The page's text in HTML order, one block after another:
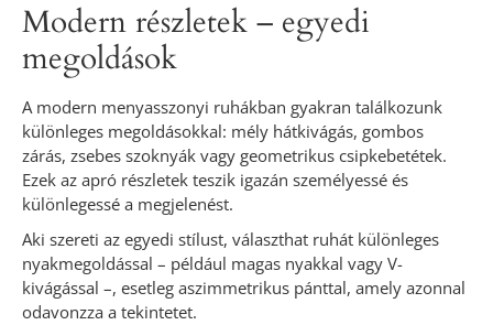
Modern részletek – egyedi
megoldások
A modern menyasszonyi ruhákban gyakran találkozunk
különleges megoldásokkal: mély hátkivágás, gombos
zárás, zsebes szoknyák vagy geometrikus csipkebetétek.
Ezek az apró részletek teszik igazán személyessé és
különlegessé a megjelenést.
Aki szereti az egyedi stílust, választhat ruhát különleges
nyakmegoldással – például magas nyakkal vagy V-
kivágással –, esetleg aszimmetrikus pánttal, amely azonnal
odavonzza a tekintetet.